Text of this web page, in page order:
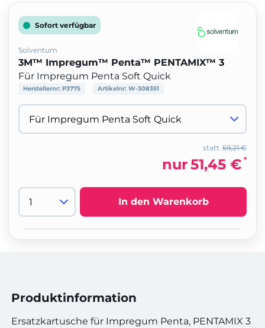
Sofort verfügbar
Solventum
3M™ Impregum™ Penta™ PENTAMIX™ 3
Für Impregum Penta Soft Quick
Herstellernr: P3775 Artikelnr: W-308351
59,21 €
statt
nur51,45 € *
In den Warenkorb
Produktinformation
Ersatzkartusche für Impregum Penta, PENTAMIX 3